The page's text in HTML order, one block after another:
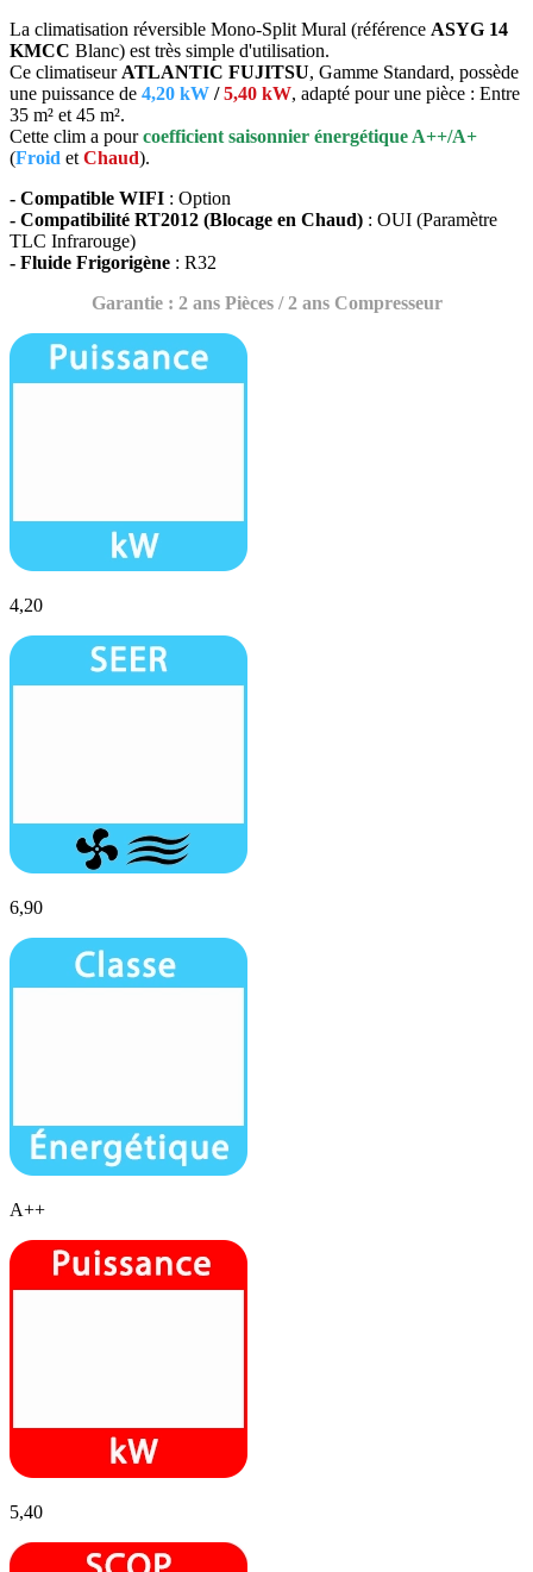
La climatisation réversible Mono-Split Mural (référence ASYG 14
KMCC Blanc) est très simple d'utilisation.
Ce climatiseur ATLANTIC FUJITSU, Gamme Standard, possède
une puissance de 4,20 kW /5,40 kW, adapté pour une pièce : Entre
35 m² et 45 m².
Cette clim a pourcoefficient saisonnier énergétique A++/A+
(Froid et Chaud).
- Compatible WIFI : Option
- Compatibilité RT2012 (Blocage en Chaud) : OUI (Paramètre
TLC Infrarouge)
- Fluide Frigorigène : R32
Garantie : 2 ans Pièces / 2 ans Compresseur
4,20
6,90
A++
5,40